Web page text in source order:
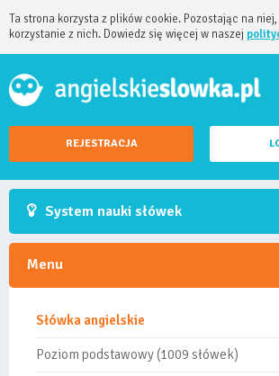
Ta strona korzysta z plików cookie. Pozostając na
korzystanie z nich. Dowiedz się więcej w naszej
REJESTRACJA
System nauki słówek
Menu
Słówka angielskie
Poziom podstawowy (1009 słówek)